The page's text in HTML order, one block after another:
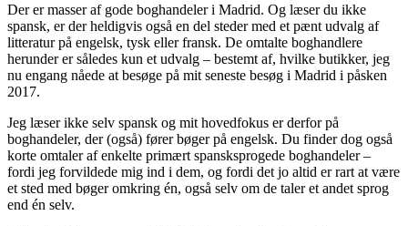
Der er masser af gode boghandeler i Madrid. Og læser du ikke
spansk, er der heldigvis også en del steder med et pænt udvalg af
litteratur på engelsk, tysk eller fransk. De omtalte boghandlere
herunder er således kun et udvalg – bestemt af, hvilke butikker, jeg
nu engang nåede at besøge på mit seneste besøg i Madrid i påsken
2017.
Jeg læser ikke selv spansk og mit hovedfokus er derfor på
boghandeler, der (også) fører bøger på engelsk. Du finder dog også
korte omtaler af enkelte primært spansksprogede boghandeler –
fordi jeg forvildede mig ind i dem, og fordi det jo altid er rart at være
et sted med bøger omkring én, også selv om de taler et andet sprog
end én selv.